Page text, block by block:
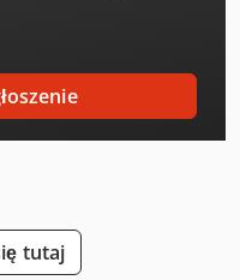
tutaj